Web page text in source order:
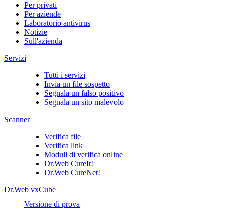
Per privati
Per aziende
Laboratorio antivirus
Notizie
Sull'azienda
Servizi
Tutti i servizi
Invia un file sospetto
Segnala un falso positivo
Segnala un sito malevolo
Scanner
Verifica file
Verifica link
Moduli di verifica online
Dr.Web CureIt!
Dr.Web CureNet!
Dr.Web vxCube
Versione di prova